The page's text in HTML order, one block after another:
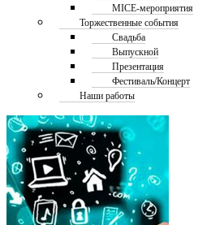
MICE-мероприятия
Торжественные события
Свадьба
Выпускной
Презентация
Фестиваль/Концерт
Наши работы